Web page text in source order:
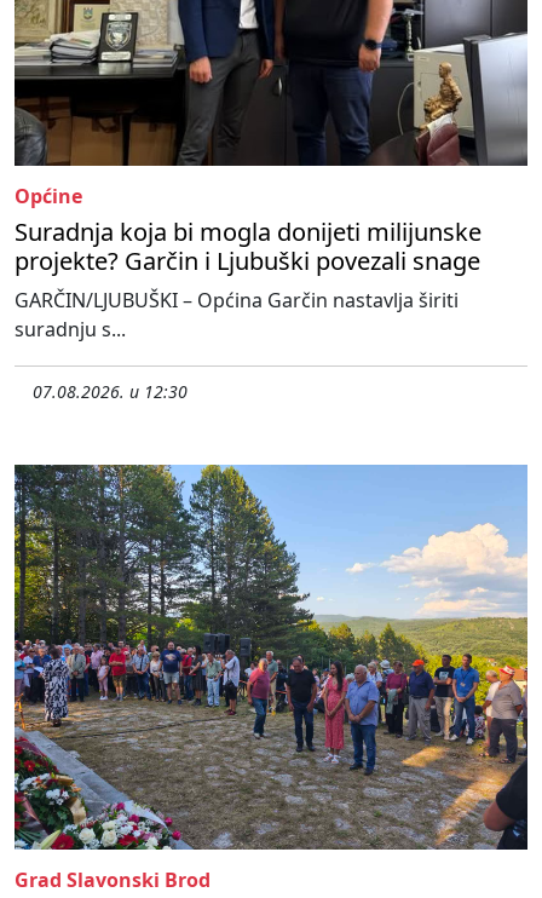
Općine
Suradnja koja bi mogla donijeti milijunske
projekte? Garčin i Ljubuški povezali snage
GARČIN/LJUBUŠKI – Općina Garčin nastavlja širiti
suradnju s...
07.08.2026. u 12:30
Grad Slavonski Brod